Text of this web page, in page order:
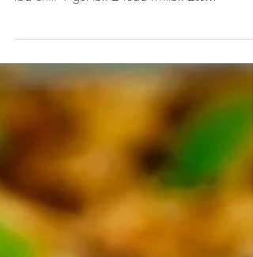
For deg som liker chili! 4 porsjoner.